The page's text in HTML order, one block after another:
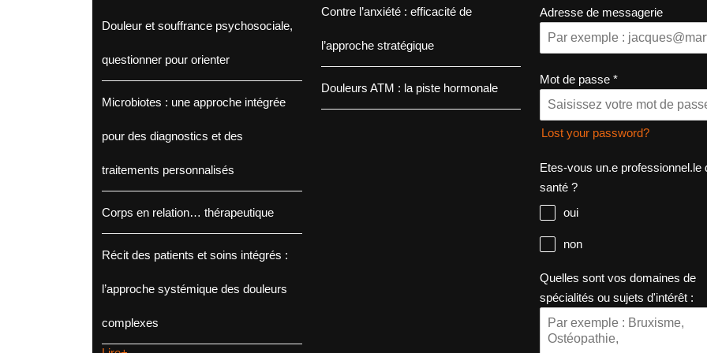
Douleur et souffrance psychosociale,
questionner pour orienter
Microbiotes : une approche intégrée
pour des diagnostics et des
traitements personnalisés
Corps en relation… thérapeutique
Récit des patients et soins intégrés :
l’approche systémique des douleurs
complexes
Contre l’anxiété : efficacité de
l’approche stratégique
Douleurs ATM : la piste hormonale
Adresse de messagerie
Mot de passe *
Lost your password?
Etes-vous un.e professionnel.le
santé ?
oui
non
Quelles sont vos domaines de
spécialités ou sujets d'intérêt :